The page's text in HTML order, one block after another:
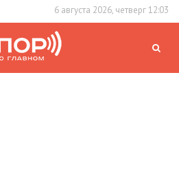
6 августа 2026, четверг 12:03